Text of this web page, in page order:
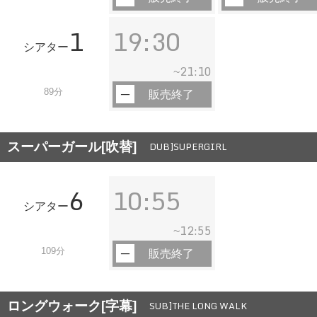
シアター 1
89分
19:30
~21:10
販売終了
スーパーガール[吹替] DUB]SUPERGIRL
シアター 6
109分
10:55
~12:55
販売終了
ロングウォーク[字幕] SUB]THE LONG WALK